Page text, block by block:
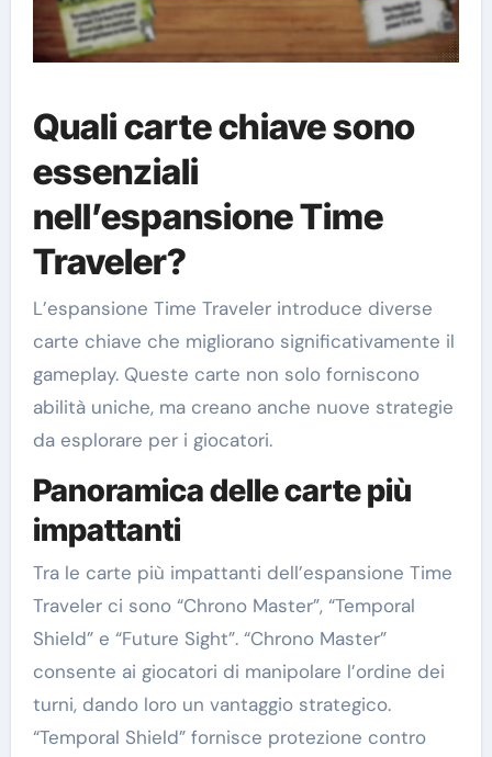
Quali carte chiave sono
essenziali
nell’espansione Time
Traveler?
L’espansione Time Traveler introduce diverse
carte chiave che migliorano significativamente il
gameplay. Queste carte non solo forniscono
abilità uniche, ma creano anche nuove strategie
da esplorare per i giocatori.
Panoramica delle carte più
impattanti
Tra le carte più impattanti dell’espansione Time
Traveler ci sono “Chrono Master”, “Temporal
Shield” e “Future Sight”. “Chrono Master”
consente ai giocatori di manipolare l’ordine dei
turni, dando loro un vantaggio strategico.
“Temporal Shield” fornisce protezione contro